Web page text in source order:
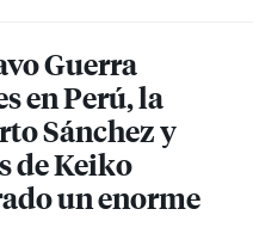
Guerra
en Perú, la
Sánchez y
de Keiko
un enorme